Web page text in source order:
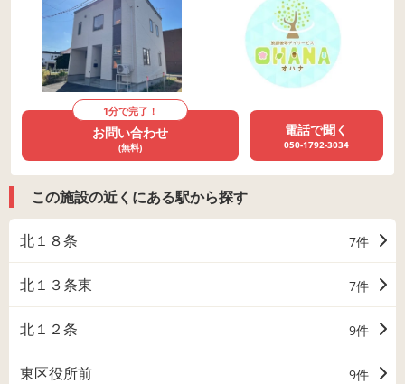
1分で完了！
お問い合わせ
(無料)
電話で聞く
050-1792-3034
この施設の近くにある駅から探す
北１８条 7件
北１３条東 7件
北１２条 9件
東区役所前 9件